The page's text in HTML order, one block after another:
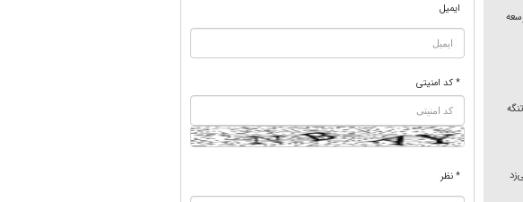
ایمیل
* کد امنیتی
* نظر